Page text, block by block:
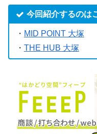
今回紹介するのは
・ MID POINT 大塚
・ THE HUB 大塚